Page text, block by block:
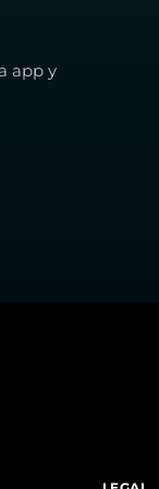
app y